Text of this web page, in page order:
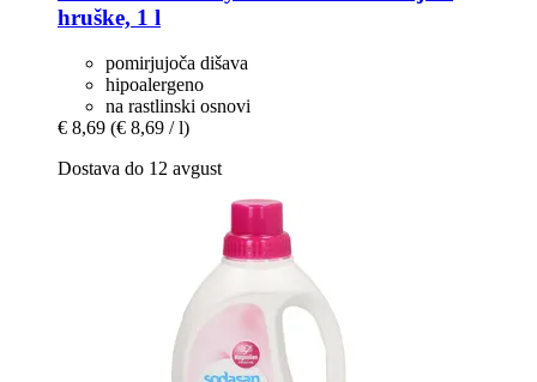
hruške, 1 l
pomirjujoča dišava
hipoalergeno
na rastlinski osnovi
€ 8,69 (€ 8,69 / l)
Dostava do 12 avgust